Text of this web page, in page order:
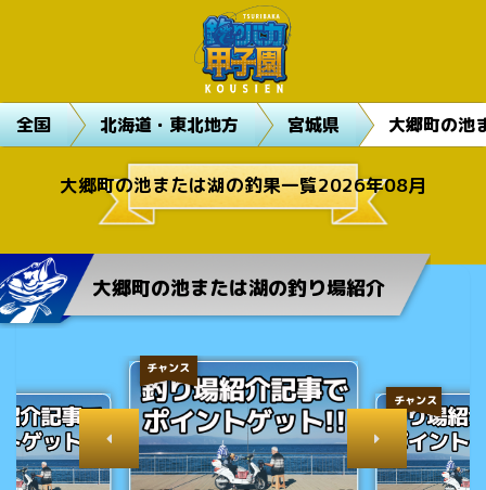
全国 北海道・東北地方 宮城県 大郷町の池
大郷町の池または湖の釣果一覧2026年08月
大郷町の池または湖の釣り場紹介
チャンス
チャンス